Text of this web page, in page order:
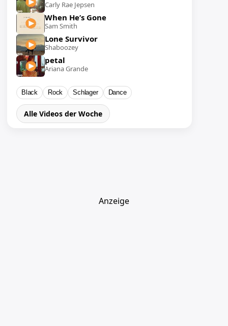
Carly Rae Jepsen
When He’s Gone
Sam Smith
Lone Survivor
Shaboozey
petal
Ariana Grande
Black Rock Schlager Dance
Alle Videos der Woche
Anzeige